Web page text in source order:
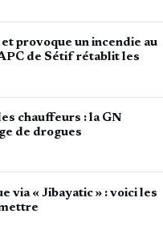
provoque un incendie au
de Sétif rétablit les
chauffeurs : la GN
de drogues
via « Jibayatic » : voici les